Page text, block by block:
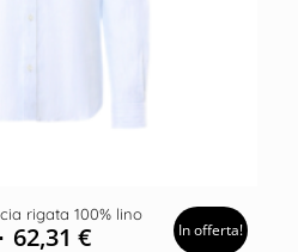
rigata 100% lino
62,31€ In offerta!